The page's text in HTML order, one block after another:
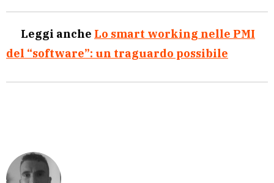
Leggi anche Lo smart working nelle PMI
del “software”: un traguardo possibile